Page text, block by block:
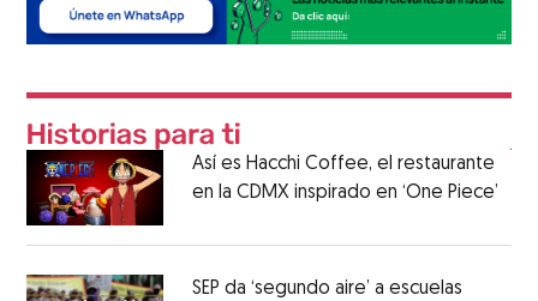
Así es Hacchi Coffee, el restaurante
en la CDMX inspirado en ‘One Piece’
SEP da ‘segundo aire’ a escuelas